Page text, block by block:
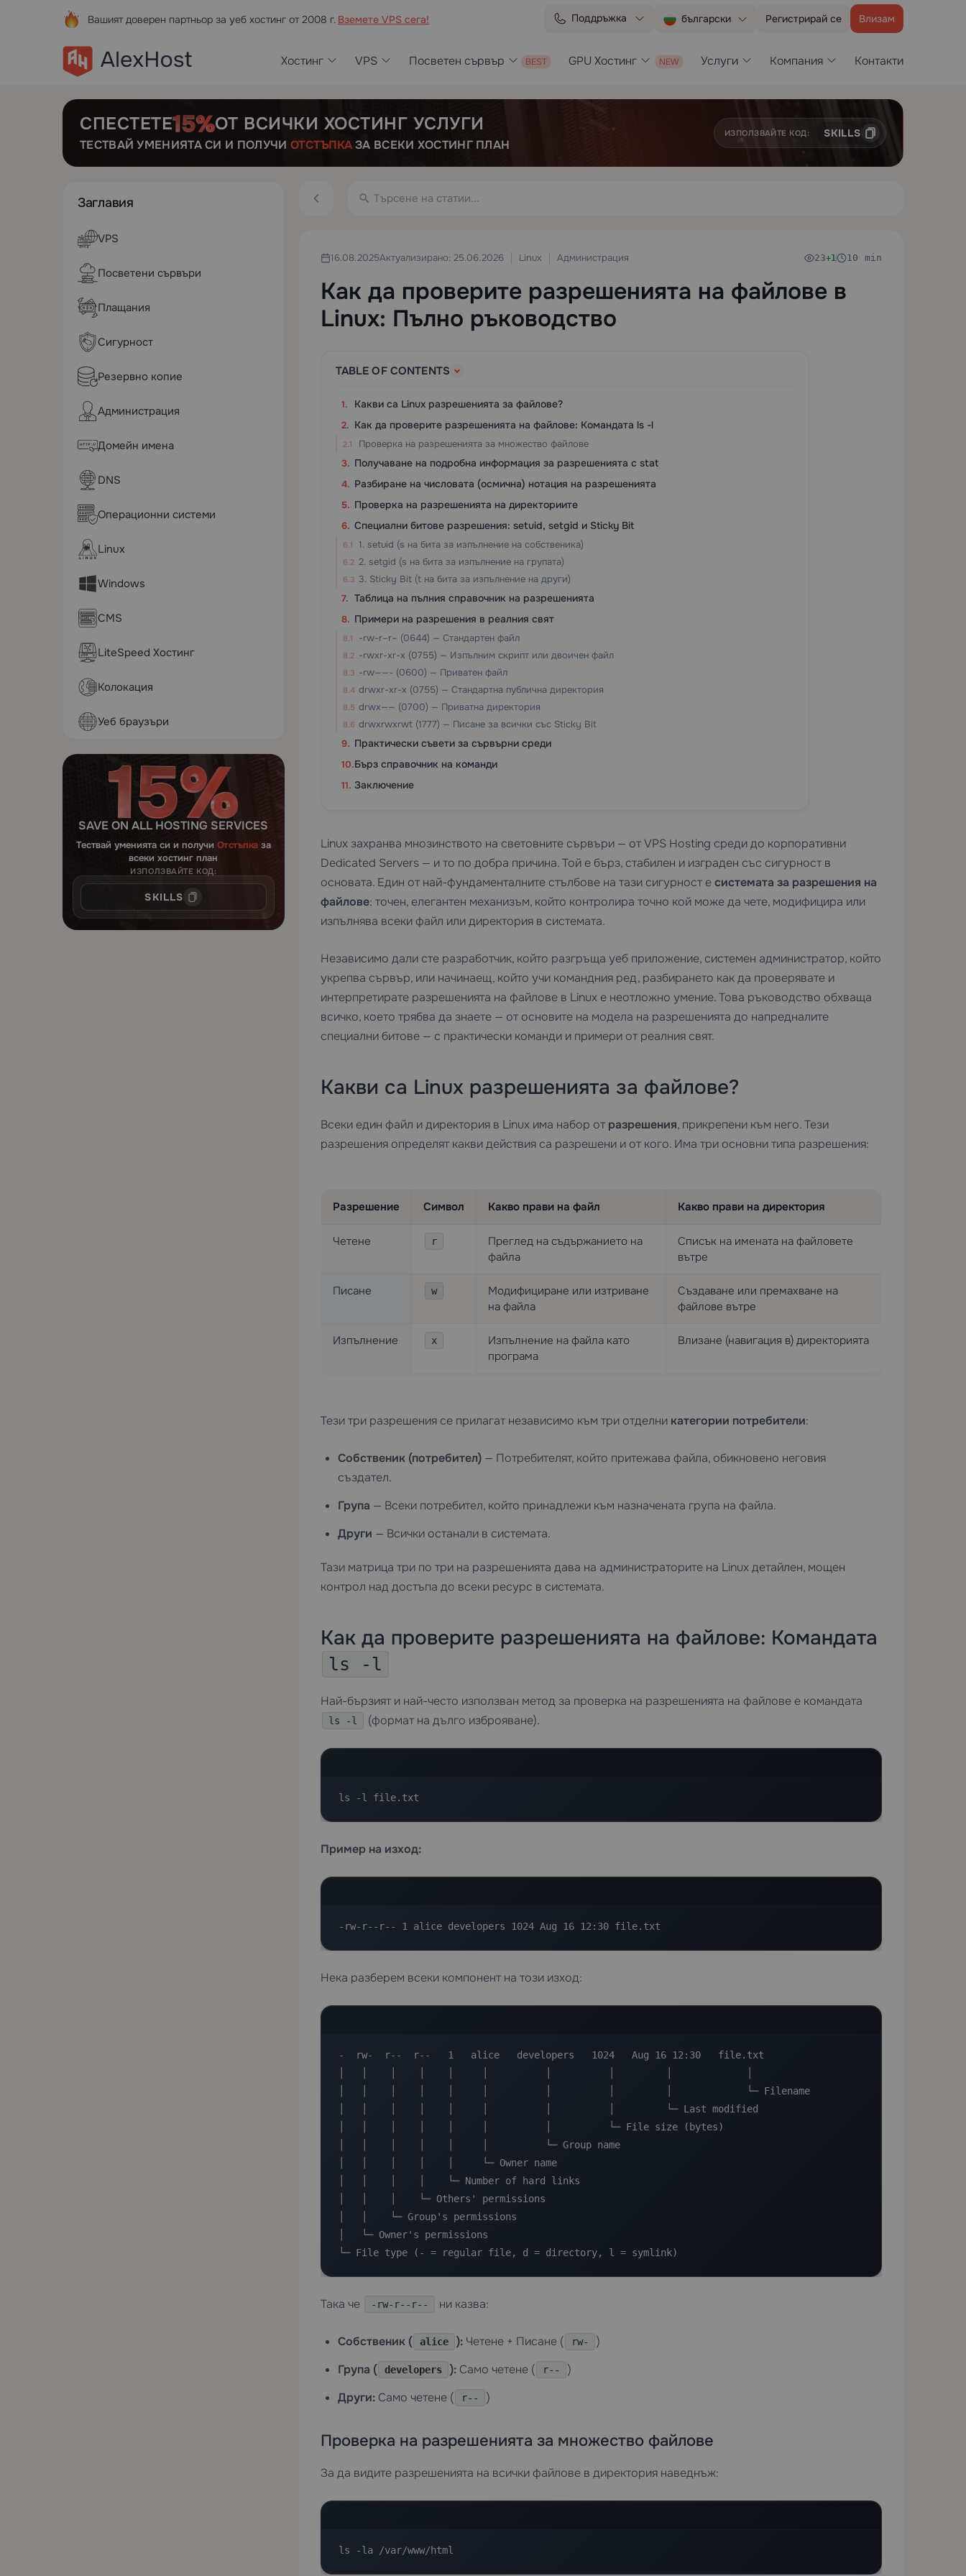
Вашият доверен партньор за уеб хостинг от 2008 г. Вземете VPS сега! Поддръжка български Регистрирай се Влизам
Хостинг VPS Посветен сървър GPU Хостинг Услуги Компания Контакти
СПЕСТЕТЕ ОТ ВСИЧКИ ХОСТИНГ УСЛУГИ
ТЕСТВАЙ УМЕНИЯТА СИ И ПОЛУЧИ ОТСТЪПКАЗА ВСЕКИ ХОСТИНГ ПЛАН
ИЗПОЛЗВАЙТЕ КОД: SKILLS
Заглавия
VPS
Посветени сървъри
Плащания
Сигурност
Резервно копие
Администрация
Домейн имена
DNS
Операционни системи
Linux
Windows
CMS
LiteSpeed Хостинг
Колокация
Уеб браузъри
SAVE ON ALL HOSTING SERVICES
Тествай уменията си и получи Отстъпказа
всеки хостинг план
ИЗПОЛЗВАЙТЕ КОД:
SKILLS
16.08.2025Актуализирано: 25.06.2026 Linux Администрация 23+1 10 min
Как да проверите разрешенията на файлове в
Linux: Пълно ръководство
TABLE OF CONTENTS
Какви са Linux разрешенията за файлове?
Как да проверите разрешенията на файлове: Командата ls -l
Проверка на разрешенията за множество файлове
Получаване на подробна информация за разрешенията с stat
Разбиране на числовата (осмична) нотация на разрешенията
Проверка на разрешенията на директориите
Специални битове разрешения: setuid, setgid и Sticky Bit
1. setuid (s на бита за изпълнение на собственика)
2. setgid (s на бита за изпълнение на групата)
3. Sticky Bit (t на бита за изпълнение на други)
Таблица на пълния справочник на разрешенията
Примери на разрешения в реалния свят
-rw-r–r– (0644) — Стандартен файл
-rwxr-xr-x (0755) — Изпълним скрипт или двоичен файл
-rw——- (0600) — Приватен файл
drwxr-xr-x (0755) — Стандартна публична директория
drwx—— (0700) — Приватна директория
drwxrwxrwt (1777) — Писане за всички със Sticky Bit
Практически съвети за сървърни среди
Бърз справочник на команди
Заключение
Linux захранва мнозинството на световните сървъри — отVPS Hosting среди до корпоративни
Dedicated Servers— и то по добра причина. Той е бърз, стабилен и изграден със сигурност в
основата. Един от най-фундаменталните стълбове на тази сигурност есистемата за разрешения на
файлове: точен, елегантен механизъм, който контролира точно кой може да чете, модифицира или
изпълнява всеки файл или директория в системата.
Независимо дали сте разработчик, който разгръща уеб приложение, системен администратор, който
укрепва сървър, или начинаещ, който учи командния ред, разбирането как да проверявате и
интерпретирате разрешенията на файлове в Linux е неотложно умение. Това ръководство обхваща
всичко, което трябва да знаете — от основите на модела на разрешенията до напредналите
специални битове — с практически команди и примери от реалния свят.
Какви са Linux разрешенията за файлове?
Всеки един файл и директория в Linux има набор от разрешения, прикрепени към него. Тези
разрешения определят какви действия са разрешени и от кого. Има три основни типа разрешения:
Разрешение Символ Какво прави на файл Какво прави на директория
Четене r
Преглед на съдържанието на
файла
Списък на имената на файловете
вътре
Писане w
Модифициране или изтриване
на файла
Създаване или премахване на
файлове вътре
Изпълнение x
Изпълнение на файла като
програма
Влизане (навигация в) директорията
Тези три разрешения се прилагат независимо към три отделни категории потребители:
Собственик (потребител)— Потребителят, който притежава файла, обикновено неговия
създател.
Група — Всеки потребител, който принадлежи към назначената група на файла.
Други — Всички останали в системата.
Тази матрица три по три на разрешенията дава на администраторите на Linux детайлен, мощен
контрол над достъпа до всеки ресурс в системата.
Как да проверите разрешенията на файлове: Командата
ls -l
Най-бързият и най-често използван метод за проверка на разрешенията на файлове е командата
ls -l (формат на дълго изброяване).
ls -l file.txt
Пример на изход:
-rw-r--r-- 1 alice developers 1024 Aug 16 12:30 file.txt
Нека разберем всеки компонент на този изход:
-  rw-  r--  r--   1   alice   developers   1024   Aug 16 12:30   file.txt
│   │    │    │    │     │          │          │         │             └─ Filename
│   │    │    │    │     │          │          │         └─ Last modified
│   │    │    │    │     │          │          └─ File size (bytes)
│   │    │    │    │     │          └─ Group name
│   │    │    │    │     └─ Owner name
│   │    │    │    └─ Number of hard links
│   │    │    └─ Others' permissions
│   │    └─ Group's permissions
│   └─ Owner's permissions
└─ File type (- = regular file, d = directory, l = symlink)
Така че -rw-r--r-- ни казва:
Собственик ( alice ):Четене + Писане ( rw-
)
Група (
developers ):Само четене ( r--
)
Други:Само четене ( r-- )
Проверка на разрешенията за множество файлове
За да видите разрешенията на всички файлове в директория наведнъж:
ls -la /var/www/html